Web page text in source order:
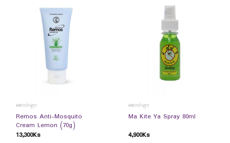
ဆေးဝါးများ
Remos Anti-Mosquito
Cream Lemon (70g)
13,300Ks
ဆေးဝါးများ
Ma Kite Ya Spray 80ml
4,900Ks